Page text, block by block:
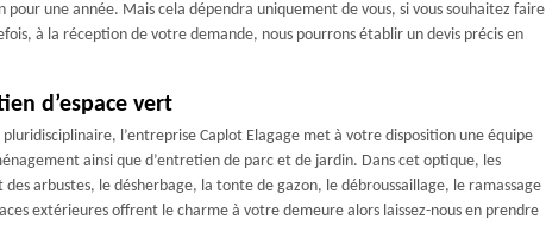
une année. Mais cela dépendra uniquement de vous, si vous souhaitez faire
à la réception de votre demande, nous pourrons établir un devis précis en
d’espace vert
l’entreprise Caplot Elagage met à votre disposition une équipe
ainsi que d’entretien de parc et de jardin. Dans cet optique, les
arbustes, le désherbage, la tonte de gazon, le débroussaillage, le ramassage
extérieures offrent le charme à votre demeure alors laissez-nous en prendre